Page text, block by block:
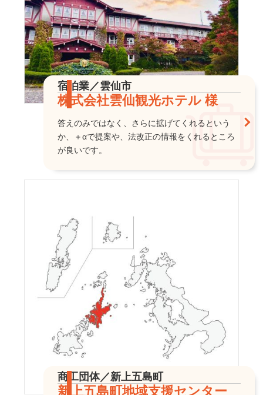
宿泊業／雲仙市
株式会社雲仙観光ホテル 様
答えのみではなく、さらに拡げてくれるという
か、＋αで提案や、法改正の情報をくれるところ
が良いです。
商工団体／新上五島町
新上五島町地域支援センター